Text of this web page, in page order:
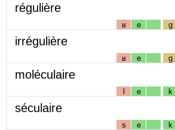
régulière
ʁ e g
irrégulière
ʁ e g
moléculaire
l e k
séculaire
s e k